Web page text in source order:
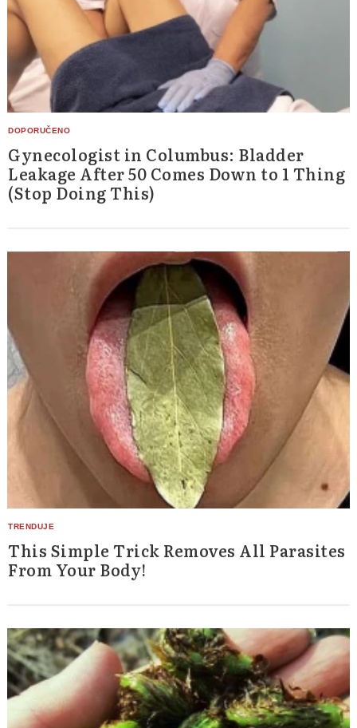
Gynecologist in Columbus: Bladder
Leakage After 50 Comes Down to 1 Thing
(Stop Doing This)
This Simple Trick Removes All Parasites
From Your Body!